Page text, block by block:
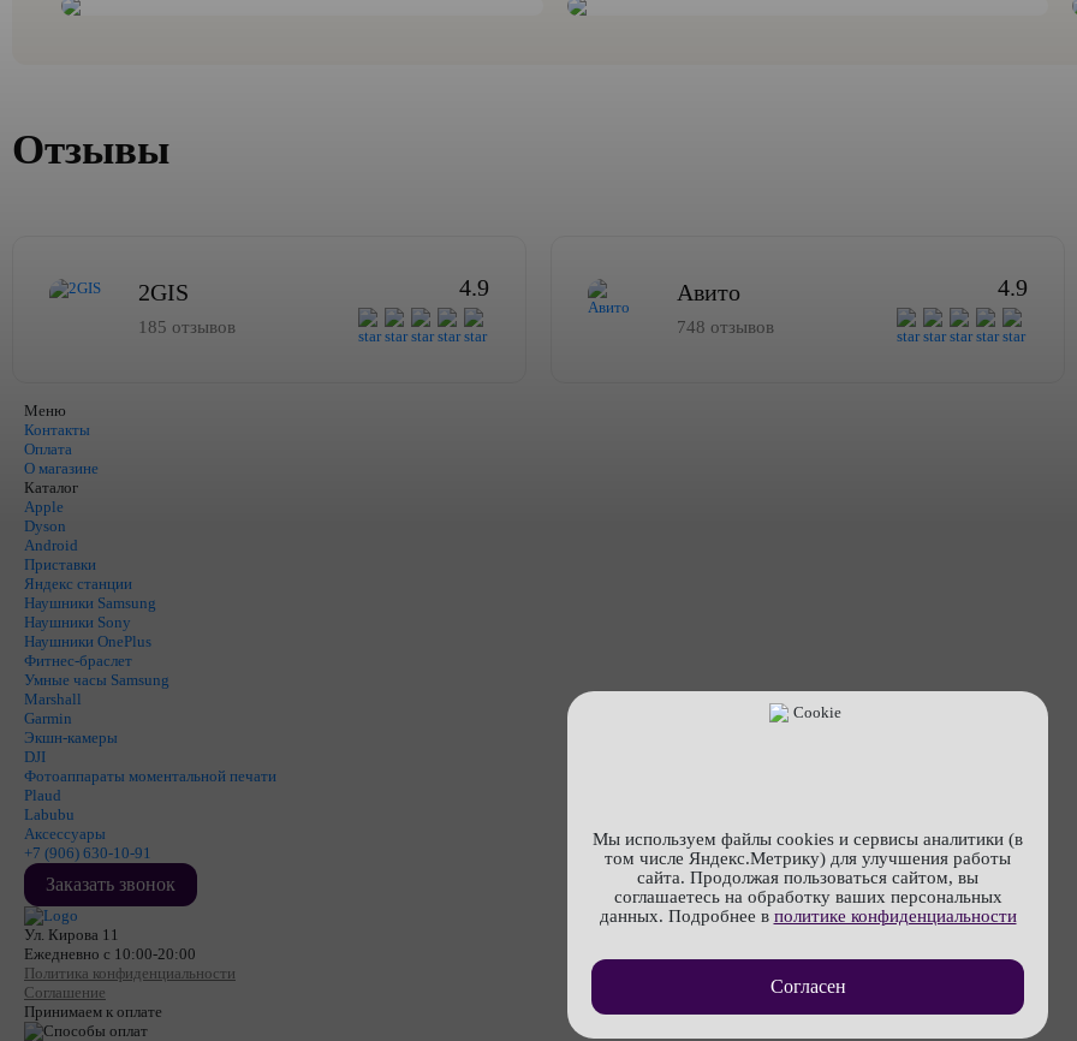
Отзывы
2GIS
185 отзывов
4.9 Авито
748 отзывов
4.9
Меню
Контакты
Оплата
О магазине
Каталог
Apple
Dyson
Android
Приставки
Яндекс станции
Наушники Samsung
Наушники Sony
Наушники OnePlus
Фитнес-браслет
Умные часы Samsung
Marshall
Garmin
Экшн-камеры
DJI
Фотоаппараты моментальной печати
Plaud
Labubu
Аксессуары
+7 (906) 630-10-91
Заказать звонок
Ул. Кирова 11
Ежедневно с 10:00-20:00
Политика конфиденциальности
Соглашение
Принимаем к оплате
Мы используем файлы cookies и сервисы аналитики (в
том числе Яндекс.Метрику) для улучшения работы
сайта. Продолжая пользоваться сайтом, вы
соглашаетесь на обработку ваших персональных
данных. Подробнее в политике конфиденциальности
Согласен